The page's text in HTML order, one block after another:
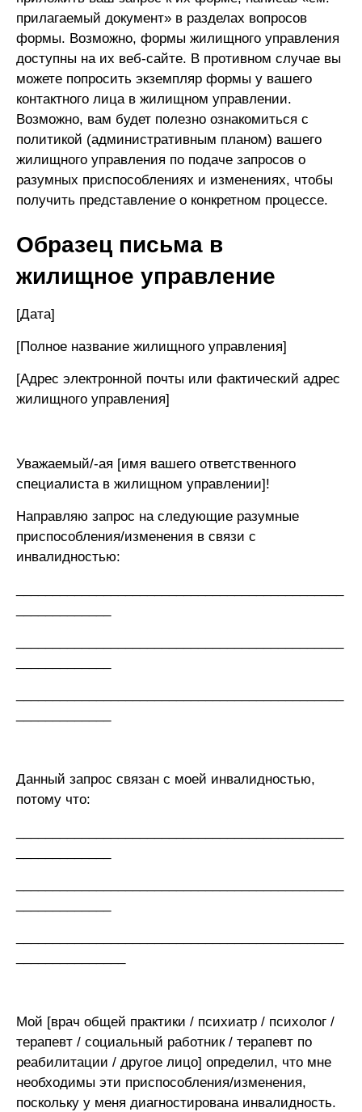
прилагаемый документ» в разделах вопросов
формы. Возможно, формы жилищного управления
доступны на их веб-сайте. В противном случае вы
можете попросить экземпляр формы у вашего
контактного лица в жилищном управлении.
Возможно, вам будет полезно ознакомиться с
политикой (административным планом) вашего
жилищного управления по подаче запросов о
разумных приспособлениях и изменениях, чтобы
получить представление о конкретном процессе.
Образец письма в
жилищное управление
[Дата]
[Полное название жилищного управления]
[Адрес электронной почты или фактический адрес
жилищного управления]
Уважаемый/-ая [имя вашего ответственного
специалиста в жилищном управлении]!
Направляю запрос на следующие разумные
приспособления/изменения в связи с
инвалидностью:
Данный запрос связан с моей инвалидностью,
потому что:
Мой [врач общей практики / психиатр / психолог /
терапевт / социальный работник / терапевт по
реабилитации / другое лицо] определил, что мне
необходимы эти приспособления/изменения,
поскольку у меня диагностирована инвалидность.